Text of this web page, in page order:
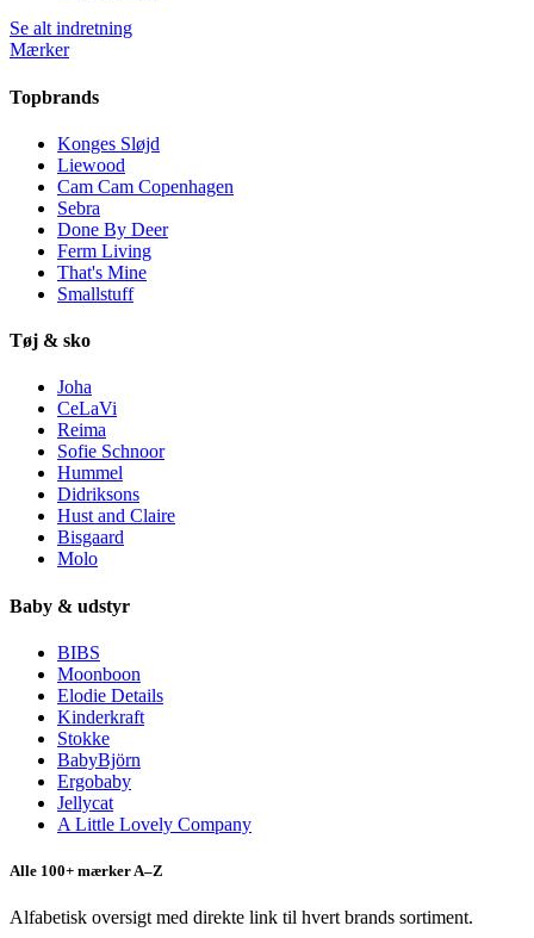
Se alt indretning
Mærker
Topbrands
Konges Sløjd
Liewood
Cam Cam Copenhagen
Sebra
Done By Deer
Ferm Living
That's Mine
Smallstuff
Tøj & sko
Joha
CeLaVi
Reima
Sofie Schnoor
Hummel
Didriksons
Hust and Claire
Bisgaard
Molo
Baby & udstyr
BIBS
Moonboon
Elodie Details
Kinderkraft
Stokke
BabyBjörn
Ergobaby
Jellycat
A Little Lovely Company
Alle 100+ mærker A–Z
Alfabetisk oversigt med direkte link til hvert brands sortiment.